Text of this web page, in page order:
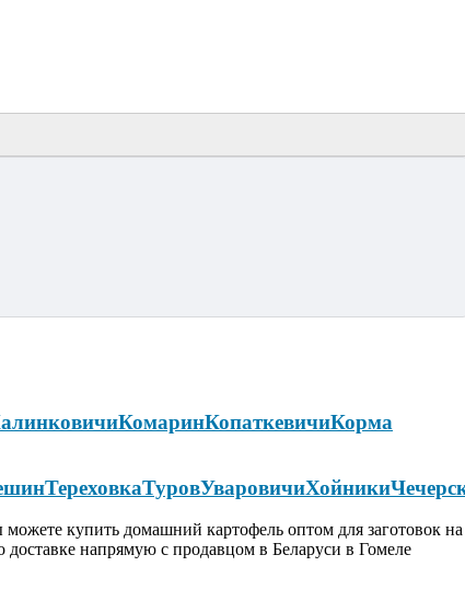
КомаринКопаткевичиКорма
ТереховкаТуровУваровичиХойники
купить домашний картофель оптом для заготовок на
напрямую с продавцом в Беларуси в Гомеле